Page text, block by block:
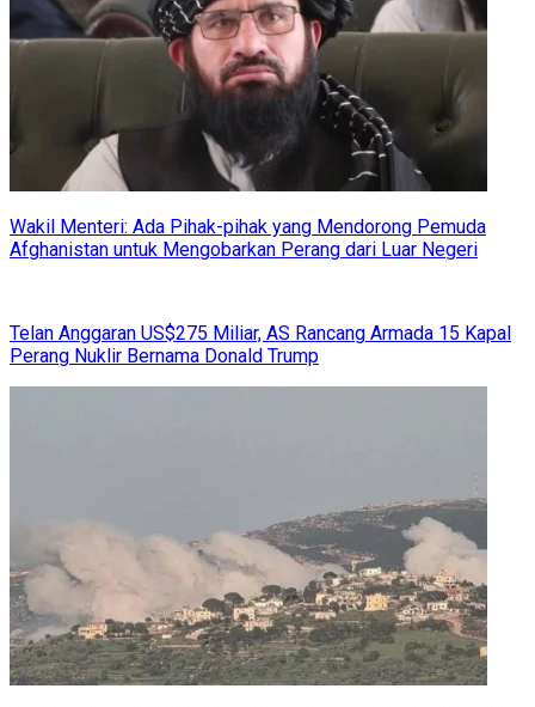
Wakil Menteri: Ada Pihak-pihak yang Mendorong Pemuda
Afghanistan untuk Mengobarkan Perang dari Luar Negeri
Telan Anggaran US$275 Miliar, AS Rancang Armada 15 Kapal
Perang Nuklir Bernama Donald Trump